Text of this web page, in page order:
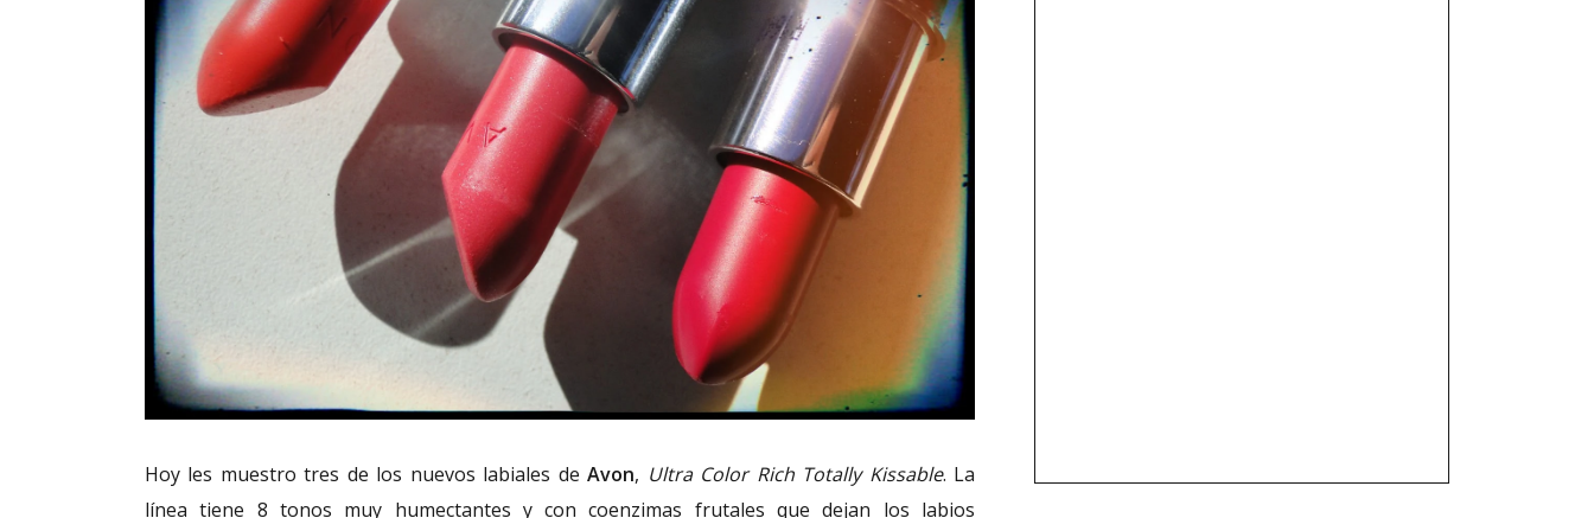
Hoy les muestro tres de los nuevos labiales deAvon, Ultra Color Rich Totally Kissable. La
línea tiene 8 tonos muy humectantes y con coenzimas frutales que dejan los labios